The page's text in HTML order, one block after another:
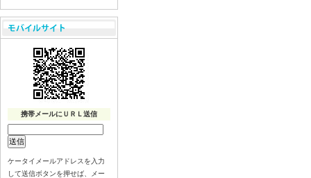
携帯メールにＵＲＬ送信
ケータイメールアドレスを入力
して送信ボタンを押せば、メー